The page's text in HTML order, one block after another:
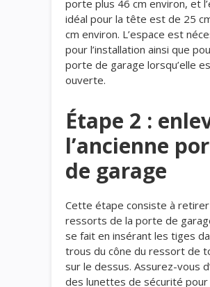
porte plus 46 cm environ, et
idéal pour la tête est de 25
cm environ. L’espace est
pour l’installation ainsi que
porte de garage lorsqu’elle
ouverte.
Étape 2 :
l’ancienne
de garage
Cette étape consiste à
ressorts de la porte de
se fait en insérant les tiges
trous du cône du ressort de
sur le dessus. Assurez-vous
des lunettes de sécurité